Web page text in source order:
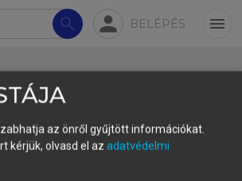
search person BELÉPÉS menu
az önről gyűjtött információkat.
kérjük, olvasd el az adatvédelmi